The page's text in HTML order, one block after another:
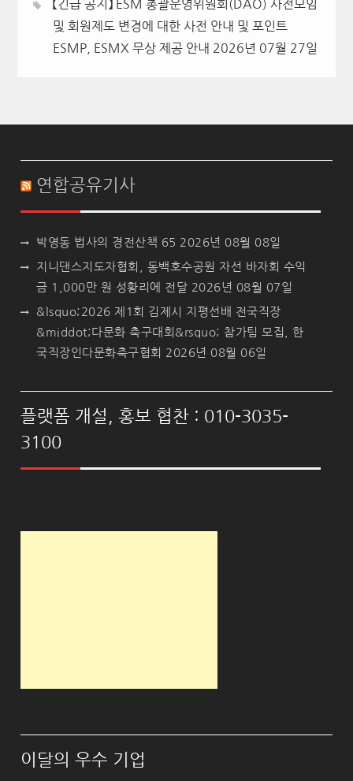
【긴급 공지】 ESM 총괄운영위원회(DAO) 사전모임
및 회원제도 변경에 대한 사전 안내 및 포인트
ESMP, ESMX 무상 제공 안내 2026년 07월 27일
연합공유기사
박영동 법사의 경전산책 65 2026년 08월 08일
지니댄스지도자협회, 동백호수공원 자선 바자회 수익
금 1,000만 원 성황리에 전달 2026년 08월 07일
&lsquo;2026 제1회 김제시 지평선배 전국직장
&middot;다문화 축구대회&rsquo; 참가팀 모집, 한
국직장인다문화축구협회 2026년 08월 06일
플랫폼 개설, 홍보 협찬 : 010-3035-
3100
이달의 우수 기업